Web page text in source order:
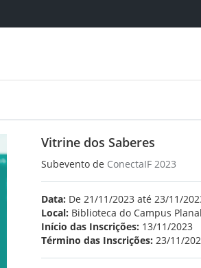
Vitrine dos Saberes
Subevento de ConectaIF 2023
Data: De 21/11/2023 até 23/11/
Local: Biblioteca do Campus
Início das Inscrições: 13/11/2023
Término das Inscrições: 23/11/